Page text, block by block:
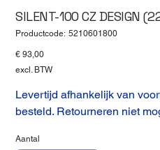
SILENT-100 CZ DESIGN
Productcode: Productcode
5210601800
Prijs
€ 93,00
excl. BTW
Levertijd afhankelijk van
besteld. Retourneren niet
Aantal